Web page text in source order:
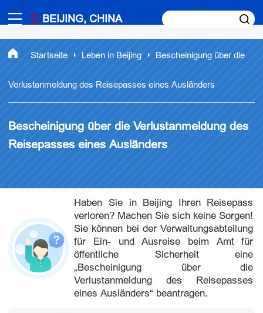
BEIJING, CHINA
Startseite Leben in Beijing Bescheinigung über die
Verlustanmeldung des Reisepasses eines Ausländers
Bescheinigung über die Verlustanmeldung des
Reisepasses eines Ausländers
Haben Sie in Beijing Ihren Reisepass
verloren? Machen Sie sich keine Sorgen!
Sie können bei der Verwaltungsabteilung
für Ein- und Ausreise beim Amt für
öffentliche Sicherheit eine
„Bescheinigung über die
Verlustanmeldung des Reisepasses
eines Ausländers“ beantragen.